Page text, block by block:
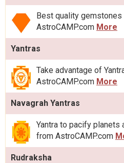
Best quality
AstroCAMP.com More
Yantras
Take advantage of
AstroCAMP.com More
Navagrah Yantras
Yantra to pacify planets
from AstroCAMP.com
Rudraksha